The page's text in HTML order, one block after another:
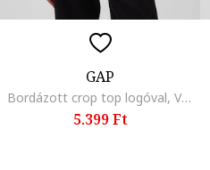
GAP
Bordázott crop top logóval, Világosbarna
5.399 Ft